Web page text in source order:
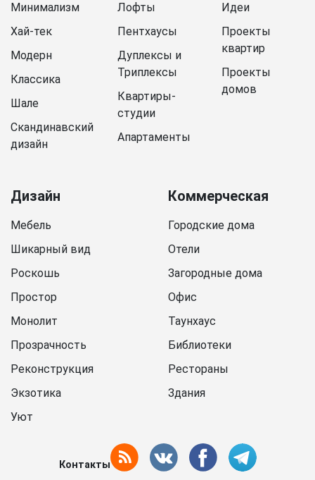
Минимализм
Хай-тек
Модерн
Классика
Шале
Скандинавский
дизайн
Лофты
Пентхаусы
Дуплексы и
Триплексы
Квартиры-
студии
Апартаменты
Идеи
Проекты
квартир
Проекты
домов
Дизайн
Мебель
Шикарный вид
Роскошь
Простор
Монолит
Прозрачность
Реконструкция
Экзотика
Уют
Коммерческая
Городские дома
Отели
Загородные дома
Офис
Таунхаус
Библиотеки
Рестораны
Здания
Контакты